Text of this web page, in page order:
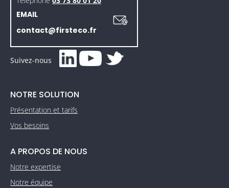
EMAIL
contact@firsteco.fr
Suivez-nous
NOTRE SOLUTION
Présentation et tarifs
Vos besoins
A PROPOS DE NOUS
Notre expertise
Notre équipe